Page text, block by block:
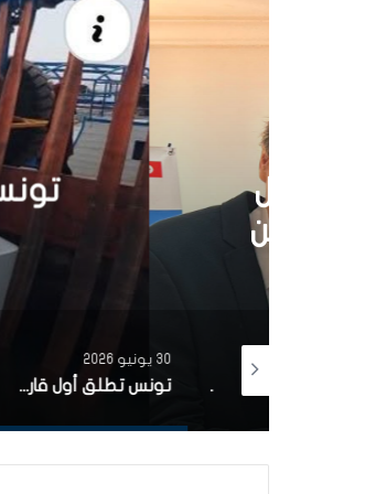
تونس تطلق
تونس تطلق أول قارب صيد كهربائي يعمل بالطاقة الشمسية في المتوسط